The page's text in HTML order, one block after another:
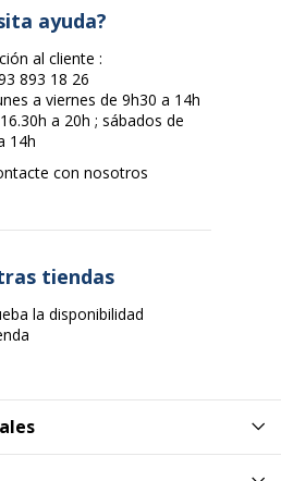
Azul
Medio
Clip metálico
Zona de agarre ergonómica
Iridio
Sí
ayuda?
al cliente :
893 18 26
a viernes de 9h30 a 14h
a 20h ; sábados de
14h
con nosotros
tiendas
la disponibilidad